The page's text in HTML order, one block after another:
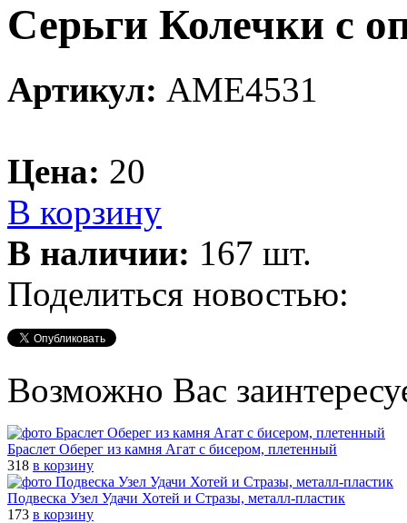
Серьги Колечки с
Артикул: AME4531
Цена: 20
В корзину
В наличии: 167 шт.
Поделиться новостью:
Возможно Вас
Браслет Оберег из камня Агат с бисером, плетенный
318 в корзину
Подвеска Узел Удачи Хотей и Стразы, металл-пластик
173 в корзину